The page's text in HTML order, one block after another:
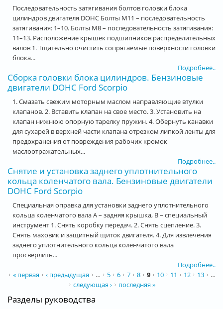
Последовательность затягивания болтов головки блока
цилиндров двигателя DOHC Болты М11 – последовательность
затягивания: 1–10. Болты М8 – последовательность затягивания:
11–13. Расположение крышек подшипников распределительных
валов 1. Тщательно очистить сопрягаемые поверхности головки
блока...
Подробнее..
Сборка головки блока цилиндров. Бензиновые
двигатели DOHC Ford Scorpio
1. Смазать свежим моторным маслом направляющие втулки
клапанов. 2. Вставить клапан на свое место. 3. Установить на
клапан нижнюю опорную тарелку пружин. 4. Обернуть канавки
для сухарей в верхней части клапана отрезком липкой ленты для
предохранения от повреждения рабочих кромок
маслоотражательных...
Подробнее..
Снятие и установка заднего уплотнительного
кольца коленчатого вала. Бензиновые двигатели
DOHC Ford Scorpio
Специальная оправка для установки заднего уплотнительного
кольца коленчатого вала А – задняя крышка, В – специальный
инструмент 1. Снять коробку передач. 2. Снять сцепление. 3.
Снять маховик и защитный щиток двигателя. 4. Для извлечения
заднего уплотнительного кольца коленчатого вала
просверлить...
Подробнее..
Страницы
« первая ‹ предыдущая … 5 6 7 8 9 10 11 12 13
…
следующая ›
последняя »
Разделы руководства